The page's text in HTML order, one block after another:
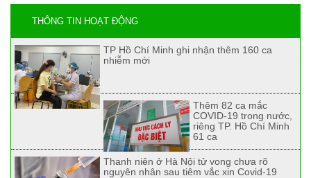
THÔNG TIN HOẠT ĐỘNG
TP Hồ Chí Minh ghi nhận thêm 160 ca
nhiễm mới
Thêm 82 ca mắc
COVID-19 trong nước,
riêng TP. Hồ Chí Minh
61 ca
Thanh niên ở Hà Nội tử vong chưa rõ
nguyên nhân sau tiêm vắc xin Covid-19